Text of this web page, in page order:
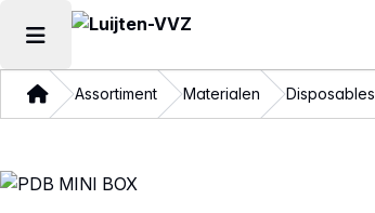
Hoofdmenu openen
ThuisAssortiment Materialen Disposables